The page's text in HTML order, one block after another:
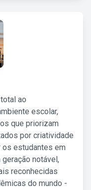
ao
escolar,
que priorizam
por criatividade
os estudantes em
geração notável,
reconhecidas
do mundo -